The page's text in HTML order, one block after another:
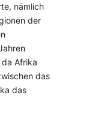
nämlich
der
Afrika
das
das